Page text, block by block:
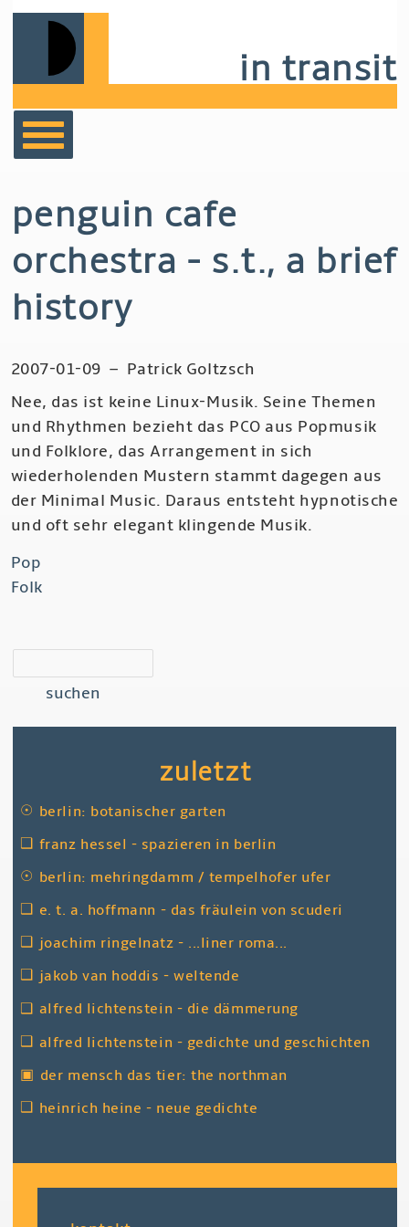
Skip
navigation
in transit
musik
penguin cafe
orchestra - s.t., a brief
history
2007-01-09 – Patrick Goltzsch
Nee, das ist keine Linux-Musik. Seine Themen
und Rhythmen bezieht das PCO aus Popmusik
und Folklore, das Arrangement in sich
wiederholenden Mustern stammt dagegen aus
der Minimal Music. Daraus entsteht hypnotische
und oft sehr elegant klingende Musik.
Pop
Folk
zuletzt
☉ berlin: botanischer garten
❑ franz hessel - spazieren in berlin
☉ berlin: mehringdamm / tempelhofer ufer
❑ e. t. a. hoffmann - das fräulein von scuderi
❑ joachim ringelnatz - ...liner roma...
❑ jakob van hoddis - weltende
❑ alfred lichtenstein - die dämmerung
❑ alfred lichtenstein - gedichte und geschichten
▣ der mensch das tier: the northman
❑ heinrich heine - neue gedichte
fußzeile